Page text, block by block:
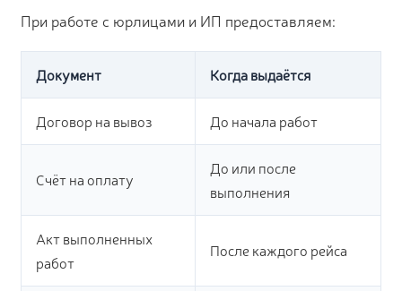
При работе с юрлицами и ИП предоставляем:
Документ Когда выдаётся
Договор на вывоз До начала работ
Счёт на оплату
До или после
выполнения
Акт выполненных
работ
После каждого рейса